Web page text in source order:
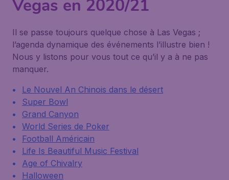
Vegas en 2020/21
Il se passe toujours quelque chose à Las Vegas ;
l’agenda dynamique des événements l’illustre bien !
Nous y listons pour vous tout ce qu’il y a à ne pas
manquer.
Le Nouvel An Chinois dans le désert
Super Bowl
Grand Canyon
World Series de Poker
Football Américain
Life Is Beautiful Music Festival
Age of Chivalry
Halloween